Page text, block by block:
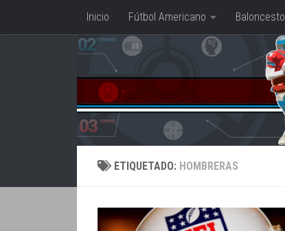
Saltar al contenido
Inicio Fútbol Americano Baloncesto
ETIQUETADO: HOMBRERAS